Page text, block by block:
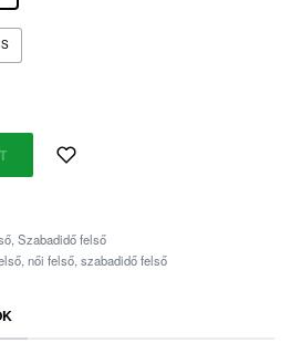
S
, Szabadidő felső
, női felső, szabadidő felső